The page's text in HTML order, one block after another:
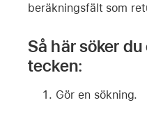
beräkningsfält som
Så här söker
tecken:
Gör en sökning.